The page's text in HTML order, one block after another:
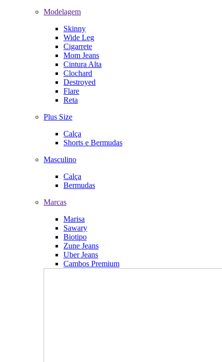
Modelagem
Skinny
Wide Leg
Cigarrete
Mom Jeans
Cintura Alta
Clochard
Destroyed
Flare
Reta
Plus Size
Calça
Shorts e Bermudas
Masculino
Calça
Bermudas
Marcas
Marisa
Sawary
Biotipo
Zune Jeans
Uber Jeans
Cambos Premium